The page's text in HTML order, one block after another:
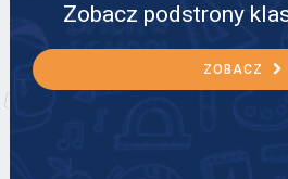
Zobacz podstrony
ZOBACZ